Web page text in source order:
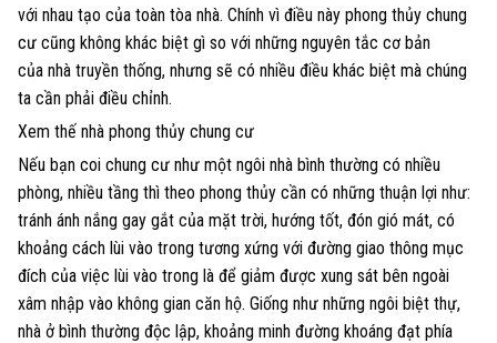
với nhau tạo của toàn tòa nhà. Chính vì điều này phong thủy chung
cư cũng không khác biệt gì so với những nguyên tắc cơ bản
của nhà truyền thống, nhưng sẽ có nhiều điều khác biệt mà chúng
ta cần phải điều chỉnh.
Xem thế nhà phong thủy chung cư
Nếu bạn coi chung cư như một ngôi nhà bình thường có nhiều
phòng, nhiều tầng thì theo phong thủy cần có những thuận lợi như:
tránh ánh nắng gay gắt của mặt trời, hướng tốt, đón gió mát, có
khoảng cách lùi vào trong tương xứng với đường giao thông mục
đích của việc lùi vào trong là để giảm được xung sát bên ngoài
xâm nhập vào không gian căn hộ. Giống như những ngôi biệt thự,
nhà ở bình thường độc lập, khoảng minh đường khoáng đạt phía